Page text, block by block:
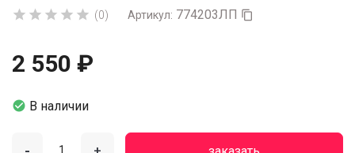
     (0) Артикул: 774203ЛП 
2 550 ₽
 В наличии